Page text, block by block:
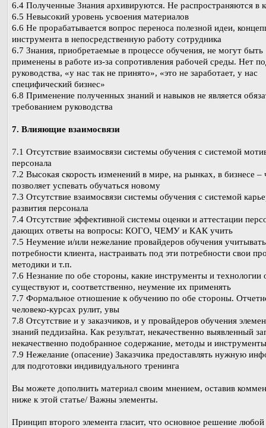
6.4 Полученные Знания архивируются. Не распространяются в
6.5 Невысокий уровень усвоения материалов
6.6 Не прорабатывается вопрос переноса полезной идеи,
инструмента в непосредственную работу сотрудника
6.7 Знания, приобретаемые в процессе обучения, не могут быть
применены в работе из-за сопротивления рабочей среды. Нет
руководства, «у нас так не принято», «это не заработает, у нас
специфический бизнес»
6.8 Применение полученных знаний и навыков не является
требованием руководства
7. Влияющие взаимосвязи
7.1 Отсутствие взаимосвязи системы обучения с системой
персонала
7.2 Высокая скорость изменений в мире, на рынках, в бизнесе –
позволяет успевать обучаться новому
7.3 Отсутствие взаимосвязи системы обучения с системой
развития персонала
7.4 Отсутствие эффективной системы оценки и аттестации
дающих ответы на вопросы: КОГО, ЧЕМУ и КАК учить
7.5 Неумение и/или нежелание провайдеров обучения учитывать
потребности клиента, настраивать под эти потребности свои
методики и т.п.
7.6 Незнание по обе стороны, какие инструменты и технологии
существуют и, соответственно, неумение их применять
7.7 Формальное отношение к обучению по обе стороны.
человеко-курсах рулит, увы
7.8 Отсутствие и у заказчиков, и у провайдеров обучения
знаний педдизайна. Как результат, некачественно выявленный
некачественно подобранное содержание, методы и инструменты
7.9 Нежелание (опасение) Заказчика предоставлять нужную
для подготовки индивидуального тренинга
Вы можете дополнить материал своим мнением, оставив
ниже к этой статье/ Важны элементы.
Принцип второго элемента гласит, что основное решение любой